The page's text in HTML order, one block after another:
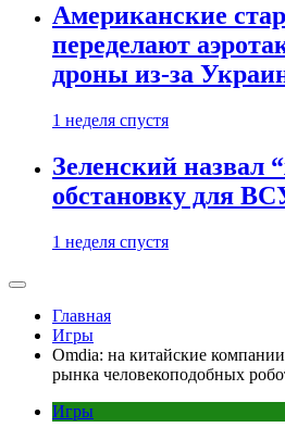
Американские
переделают
дроны из-за
1 неделя спустя
Зеленский назвал
обстановку для
1 неделя спустя
Главная
Игры
Omdia: на китайские
рынка человекоподобных
Игры